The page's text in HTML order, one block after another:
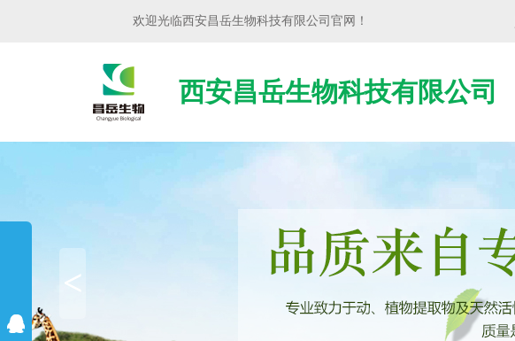
欢迎光临西安昌岳生物科技有限公司 官网！
西安昌岳生物科技有限公司
<